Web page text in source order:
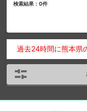
検索結果：0件
過去24時間に熊本県